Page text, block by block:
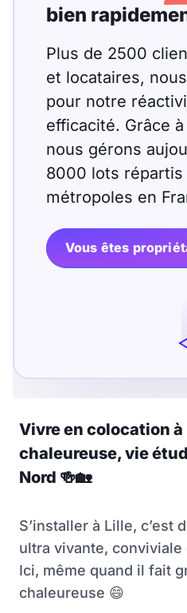
bien
Plus de 2500
et locataires,
pour notre
efficacité. Grâce
nous gérons
8000 lots
métropoles en
Vous êtes
Vivre en colocation
chaleureuse, vie
Nord 🍻🏡
S’installer à Lille, c’est
ultra vivante, conviviale
Ici, même quand il fait
chaleureuse 😄